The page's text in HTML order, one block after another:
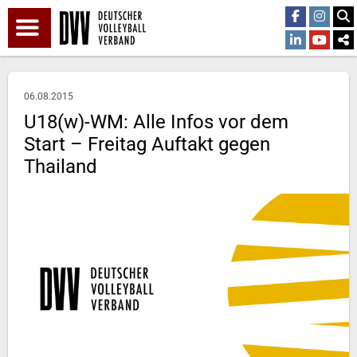
06.08.2015
U18(w)-WM: Alle Infos vor dem
Start – Freitag Auftakt gegen
Thailand